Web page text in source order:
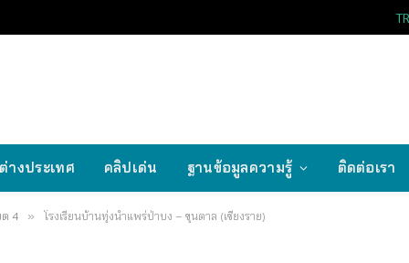
ต่างประเทศ คลิปเด่น ฐานข้อมูลความรู้ ติดต่อเรา
ต 4 » โรงเรียนบ้านทุ่งน้ำแพร่ป่าบง – ขุนตาล (เชียงราย)